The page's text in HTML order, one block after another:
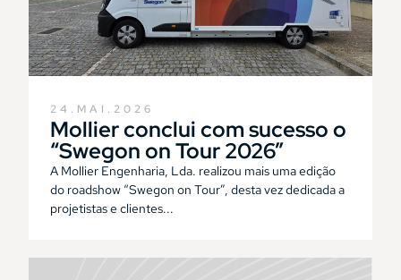
24.MAI.2026
Mollier conclui com sucesso o
“Swegon on Tour 2026”
A Mollier Engenharia, Lda. realizou mais uma edição
do roadshow “Swegon on Tour”, desta vez dedicada a
projetistas e clientes...